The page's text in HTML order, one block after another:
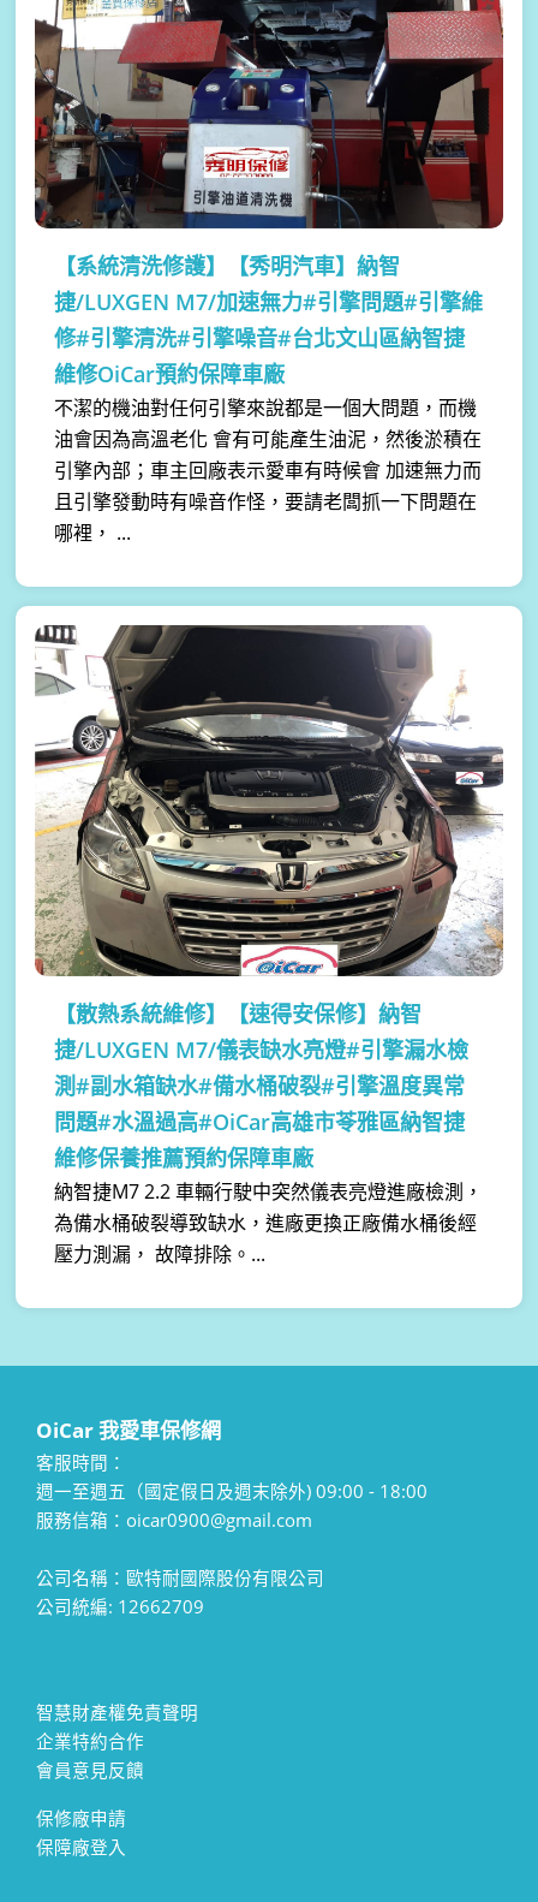
【系統清洗修護】
【秀明汽車】納智
捷/LUXGEN M7/加速無力#引擎問題#引擎維
修#引擎清洗#引擎噪音#台北文山區納智捷
維修OiCar預約保障車廠
不潔的機油對任何引擎來說都是一個大問題，而機
油會因為高溫老化 會有可能產生油泥，然後淤積在
引擎內部；車主回廠表示愛車有時候會 加速無力而
且引擎發動時有噪音作怪，要請老闆抓一下問題在
哪裡， ...
【散熱系統維修】
【速得安保修】納智
捷/LUXGEN M7/儀表缺水亮燈#引擎漏水檢
測#副水箱缺水#備水桶破裂#引擎溫度異常
問題#水溫過高#OiCar高雄市苓雅區納智捷
維修保養推薦預約保障車廠
納智捷M7 2.2 車輛行駛中突然儀表亮燈進廠檢測，
為備水桶破裂導致缺水，進廠更換正廠備水桶後經
壓力測漏， 故障排除。...
OiCar 我愛車保修網
客服時間：
週一至週五（國定假日及週末除外) 09:00 - 18:00
服務信箱：oicar0900@gmail.com
公司名稱：歐特耐國際股份有限公司
公司統編: 12662709
智慧財產權免責聲明
企業特約合作
會員意見反饋
保修廠申請
保障廠登入